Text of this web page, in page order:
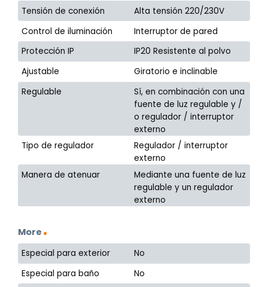
Tensión de conexión
Alta tensión 220/230V
Control de iluminación
Interruptor de pared
Protección IP
IP20 Resistente al polvo
Ajustable
Giratorio e inclinable
Regulable
Sí, en combinación con una
fuente de luz regulable y /
o regulador / interruptor
externo
Tipo de regulador
Regulador / interruptor
externo
Manera de atenuar
Mediante una fuente de luz
regulable y un regulador
externo
More
Especial para exterior
No
Especial para baño
No